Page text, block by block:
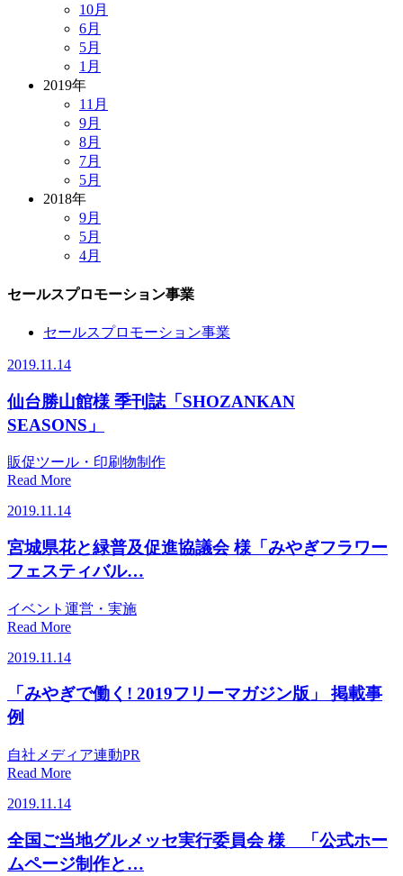
10月
6月
5月
1月
2019年
11月
9月
8月
7月
5月
2018年
9月
5月
4月
セールスプロモーション事業
セールスプロモーション事業
2019.11.14
仙台勝山館様 季刊誌「SHOZANKAN
SEASONS」
販促ツール・印刷物制作
Read More
2019.11.14
宮城県花と緑普及促進協議会 様「みやぎフラワー
フェスティバル…
イベント運営・実施
Read More
2019.11.14
「みやぎで働く! 2019フリーマガジン版」 掲載事
例
自社メディア連動PR
Read More
2019.11.14
全国ご当地グルメッセ実行委員会 様 「公式ホー
ムページ制作と…